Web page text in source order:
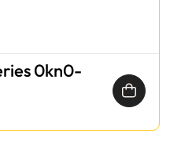
0kn0-